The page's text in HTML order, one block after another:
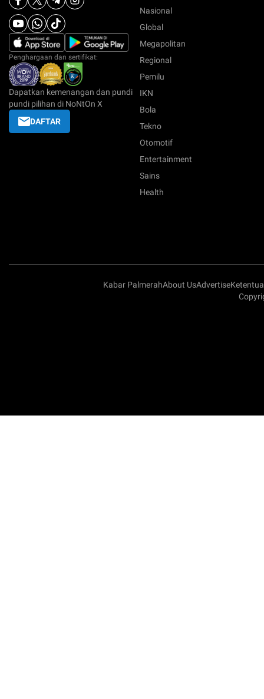
Penghargaan dan sertifikat:
Dapatkan kemenangan dan pundi
pundi pilihan di NoNtOn X
DAFTAR
Nasional
Global
Megapolitan
Regional
Pemilu
IKN
Bola
Tekno
Otomotif
Entertainment
Sains
Health
Kabar PalmerahAbout UsAdvertise